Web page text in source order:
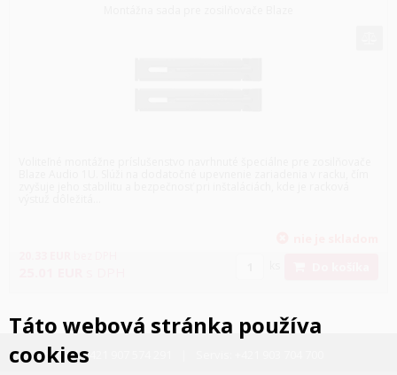
Obchod:+421 907 574 291
Táto webová stránka používa
cookies